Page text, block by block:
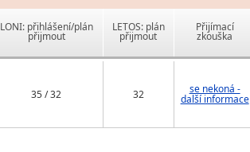
LONI: přihlášení/plán
přijmout
LETOS: plán
přijmout
Přijímací
zkouška
35 / 32 32 se nekoná -
další informace